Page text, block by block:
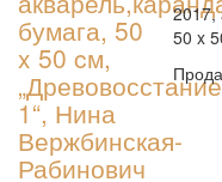
2017,
50 x